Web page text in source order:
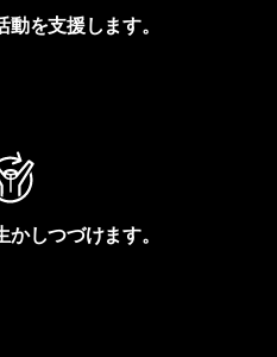
を支援します。
しつづけます。